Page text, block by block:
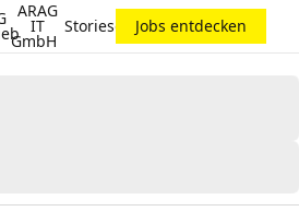
ARAG
IT
GmbH
Stories@ARAGJobs entdecken